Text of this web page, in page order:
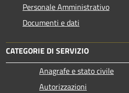
Personale Amministrativo
Documenti e dati
CATEGORIE DI SERVIZIO
Anagrafe e stato civile
Autorizzazioni